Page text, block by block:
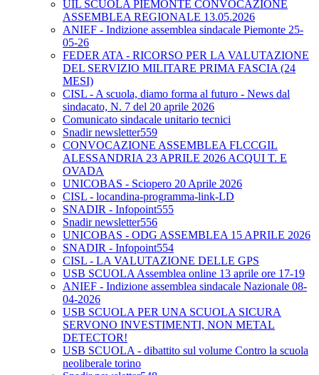
UIL SCUOLA PIEMONTE CONVOCAZIONE
ASSEMBLEA REGIONALE 13.05.2026
ANIEF - Indizione assemblea sindacale Piemonte 25-
05-26
FEDER ATA - RICORSO PER LA VALUTAZIONE
DEL SERVIZIO MILITARE PRIMA FASCIA (24
MESI)
CISL - A scuola, diamo forma al futuro - News dal
sindacato, N. 7 del 20 aprile 2026
Comunicato sindacale unitario tecnici
Snadir newsletter559
CONVOCAZIONE ASSEMBLEA FLCCGIL
ALESSANDRIA 23 APRILE 2026 ACQUI T. E
OVADA
UNICOBAS - Sciopero 20 Aprile 2026
CISL - locandina-programma-link-LD
SNADIR - Infopoint555
Snadir newsletter556
UNICOBAS - ODG ASSEMBLEA 15 APRILE 2026
SNADIR - Infopoint554
CISL - LA VALUTAZIONE DELLE GPS
USB SCUOLA Assemblea online 13 aprile ore 17-19
ANIEF - Indizione assemblea sindacale Nazionale 08-
04-2026
USB SCUOLA PER UNA SCUOLA SICURA
SERVONO INVESTIMENTI, NON METAL
DETECTOR!
USB SCUOLA - dibattito sul volume Contro la scuola
neoliberale torino